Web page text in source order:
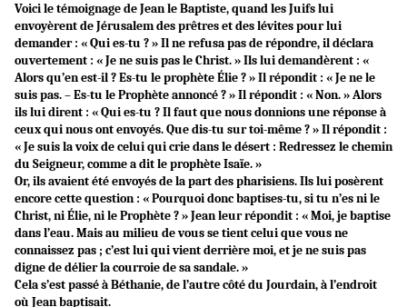
Voici le témoignage de Jean le Baptiste, quand les Juifs lui
envoyèrent de Jérusalem des prêtres et des lévites pour lui
demander : « Qui es-tu ? » Il ne refusa pas de répondre, il déclara
ouvertement : « Je ne suis pas le Christ. » Ils lui demandèrent : «
Alors qu’en est-il ? Es-tu le prophète Élie ? » Il répondit : « Je ne le
suis pas. – Es-tu le Prophète annoncé ? » Il répondit : « Non. » Alors
ils lui dirent : « Qui es-tu ? Il faut que nous donnions une réponse à
ceux qui nous ont envoyés. Que dis-tu sur toi-même ? » Il répondit :
« Je suis la voix de celui qui crie dans le désert : Redressez le chemin
du Seigneur, comme a dit le prophète Isaïe. »
Or, ils avaient été envoyés de la part des pharisiens. Ils lui posèrent
encore cette question : « Pourquoi donc baptises-tu, si tu n’es ni le
Christ, ni Élie, ni le Prophète ? » Jean leur répondit : « Moi, je baptise
dans l’eau. Mais au milieu de vous se tient celui que vous ne
connaissez pas ; c’est lui qui vient derrière moi, et je ne suis pas
digne de délier la courroie de sa sandale. »
Cela s’est passé à Béthanie, de l’autre côté du Jourdain, à l’endroit
où Jean baptisait.